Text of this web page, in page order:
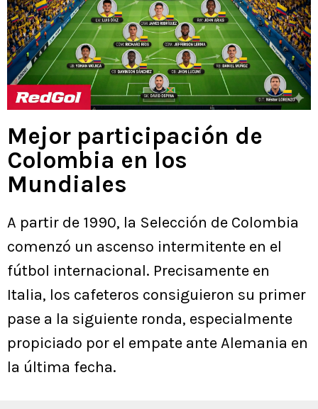
Mejor participación de
Colombia en los
Mundiales
A partir de 1990, la Selección de Colombia
comenzó un ascenso intermitente en el
fútbol internacional. Precisamente en
Italia, los cafeteros consiguieron su primer
pase a la siguiente ronda, especialmente
propiciado por el empate ante Alemania en
la última fecha.